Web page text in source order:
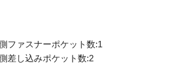
ファスナーポケット数:1
ポケット数:2